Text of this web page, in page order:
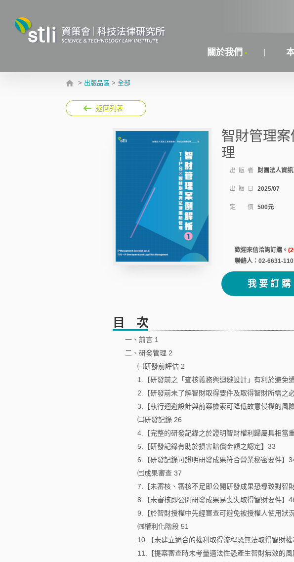
關於我們
> 出版品區 > 全部
返回列表
智財管理
理
出 版 者 財團法人資
出 版 日 2025/07
定 價 500元
歡迎來信洽詢訂購。
聯絡人：02-6631-
我要訂購
目 次
一、前言 1
二、研發管理 2
㈠研發前評估 2
1.【研發前之「查核義務與迴避設計」有利於避免
2.【研發前未了解智財取得要件及取得智財所需之
3.【執行迴避設計與前案檢索可降低故意侵權的風
㈡研發記錄 26
4.【完整的研發記錄之於證明智財權利歸屬具相當
5.【研發記錄有助於損害賠償金額之認定】33
6.【研發記錄可證明研發成果符合營業秘密要件】
㈢成果審查 37
7.【未審核、審核不足即公開研發成果恐導致對智
8.【未審核即公開研發成果易喪失取得智財要件】
9.【於智財授權中先經審查可避免被授權人使用狀
㈣權利化階段 51
10.【未建立適合的權利取得流程恐無法取得智財權
11.【提案審查時未考量適法性恐產生智財無效的風